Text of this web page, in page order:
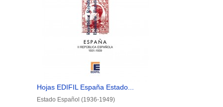
Hojas EDIFIL España Estado...
Estado Español (1936-1949)